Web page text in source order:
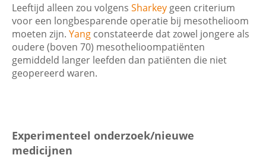
Leeftijd alleen zou volgens Sharkey geen criterium
voor een longbesparende operatie bij mesothelioom
moeten zijn. Yang constateerde dat zowel jongere als
oudere (boven 70) mesothelioompatiënten
gemiddeld langer leefden dan patiënten die niet
geopereerd waren.
Experimenteel onderzoek/nieuwe
medicijnen